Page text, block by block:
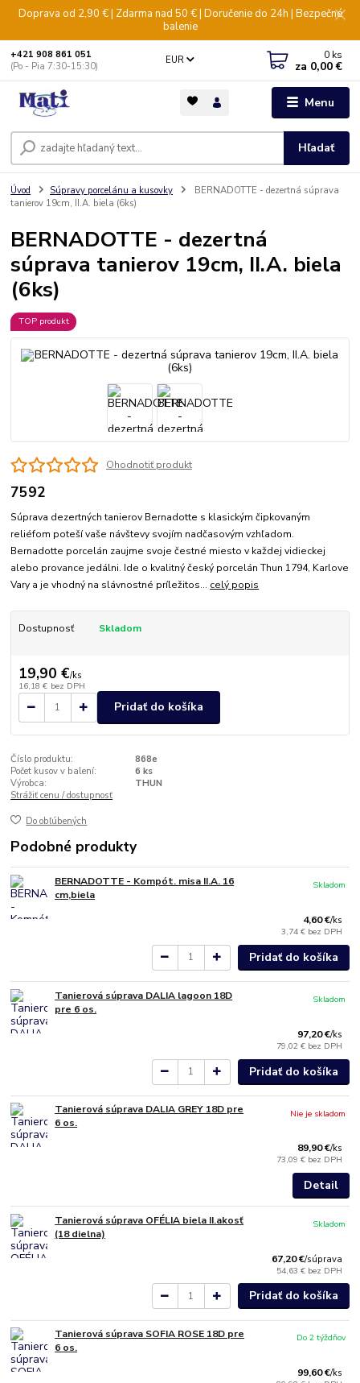
Doprava od 2,90 € | Zdarma nad 50 € | Doručenie do 24h | Bezpečné
balenie
Menu
EUR
Hľadať
+421 908 861 051
(Po - Pia 7:30-15:30)
0 ks
za 0,00 €
Úvod Súpravy porcelánu a kusovky
BERNADOTTE - dezertná súprava
tanierov 19cm, II.A. biela (6ks)
BERNADOTTE - dezertná
súprava tanierov 19cm, II.A. biela
(6ks)
TOP produkt
Ohodnotiť produkt
7592
Súprava dezertných tanierov Bernadotte s klasickým čipkovaným
reliéfom poteší vaše návštevy svojím nadčasovým vzhľadom.
Bernadotte porcelán zaujme svoje čestné miesto v každej vidieckej
alebo provance jedálni. Ide o kvalitný český porcelán Thun 1794, Karlove
Vary a je vhodný na slávnostné príležitos... celý popis
Dostupnosť Skladom
19,90 €/ks
16,18 € bez DPH
Pridať do košíka
Číslo produktu:
868e
Počet kusov v balení:
6 ks
Výrobca:
THUN
Strážiť cenu / dostupnosť
Do obľúbených
Podobné produkty
BERNADOTTE - Kompót. misa II.A. 16
cm,biela
4,60 €/ks
3,74 € bez DPH
Skladom
Pridať do košíka
Tanierová súprava DALIA lagoon 18D
pre 6 os.
97,20 €/ks
79,02 € bez DPH
Skladom
Pridať do košíka
Tanierová súprava DALIA GREY 18D pre
6 os.
89,90 €/ks
73,09 € bez DPH
Nie je skladom
Detail
Tanierová súprava OFÉLIA biela II.akosť
(18 dielna)
67,20 €/súprava
54,63 € bez DPH
Skladom
Pridať do košíka
Tanierová súprava SOFIA ROSE 18D pre
6 os.
99,60 €/ks
Do 2 týždňov